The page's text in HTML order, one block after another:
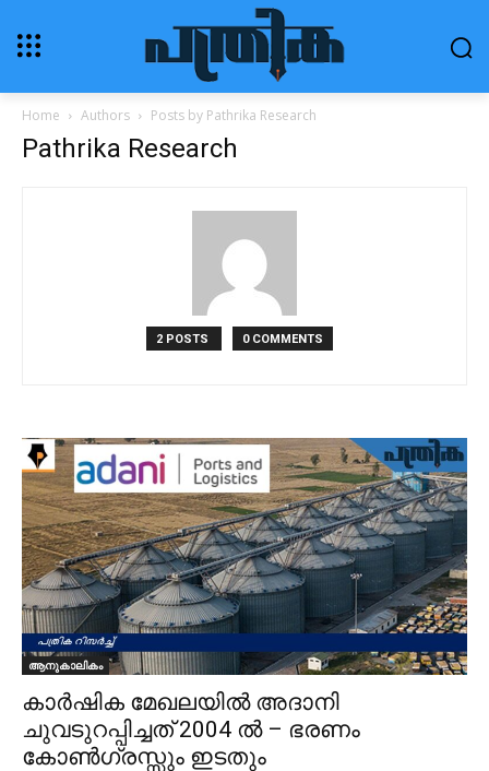
Home Authors Posts by Pathrika Research
Pathrika Research
2 POSTS 0 COMMENTS
ആനുകാലികം
കാര്‍ഷിക മേഖലയില്‍ അദാനി
ചുവടുറപ്പിച്ചത് 2004 ല്‍ – ഭരണം
കോണ്‍ഗ്രസ്സും ഇടതും